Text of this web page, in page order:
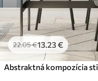
22.05€13.23€